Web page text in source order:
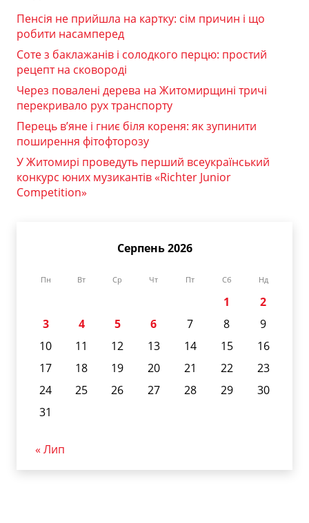
Пенсія не прийшла на картку: сім причин і що
робити насамперед
Соте з баклажанів і солодкого перцю: простий
рецепт на сковороді
Через повалені дерева на Житомирщині тричі
перекривало рух транспорту
Перець в’яне і гниє біля кореня: як зупинити
поширення фітофторозу
У Житомирі проведуть перший всеукраїнський
конкурс юних музикантів «Richter Junior
Competition»
Серпень 2026
Пн Вт Ср Чт Пт Сб Нд
1
2
3
4 5 6 7 8
9
10
11 12 13 14 15
16
17
18 19 20 21 22
23
24
25 26 27 28 29
30
31
« Лип